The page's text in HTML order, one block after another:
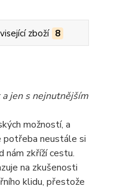
zboží 8
jen s nejnutnějším
možností, a
potřeba neustále si
zkříží cestu.
na zkušenosti
klidu, přestože